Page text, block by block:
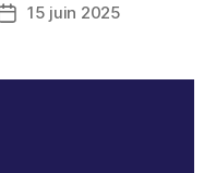
Date15 juin 2025